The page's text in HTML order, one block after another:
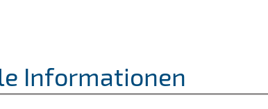
Informationen